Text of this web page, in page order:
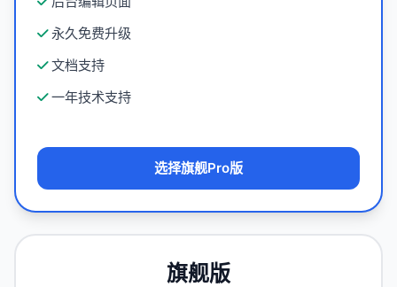
永久免费升级
文档支持
一年技术支持
选择旗舰Pro版
旗舰版